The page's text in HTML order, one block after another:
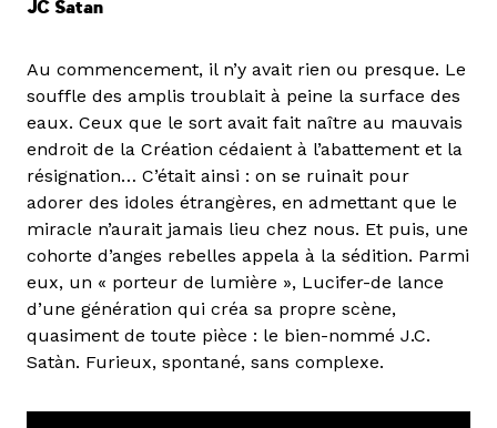
JC Satan
Au commencement, il n’y avait rien ou presque. Le
souffle des amplis troublait à peine la surface des
eaux. Ceux que le sort avait fait naître au mauvais
endroit de la Création cédaient à l’abattement et la
résignation… C’était ainsi : on se ruinait pour
adorer des idoles étrangères, en admettant que le
miracle n’aurait jamais lieu chez nous. Et puis, une
cohorte d’anges rebelles appela à la sédition. Parmi
eux, un « porteur de lumière », Lucifer-de lance
d’une génération qui créa sa propre scène,
quasiment de toute pièce : le bien-nommé J.C.
Satàn. Furieux, spontané, sans complexe.